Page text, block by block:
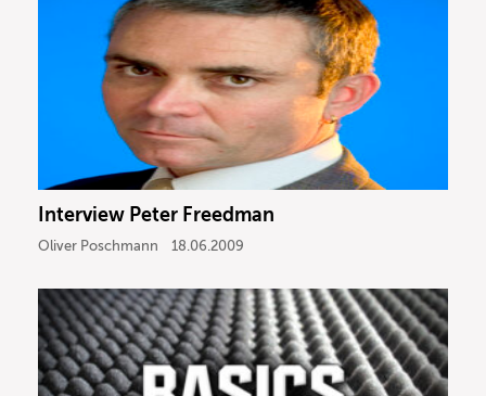
Interview Peter Freedman
Oliver Poschmann 18.06.2009